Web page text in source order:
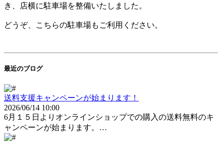
き、店横に駐車場を整備いたしました。
どうぞ、こちらの駐車場もご利用ください。
最近のブログ
送料支援キャンペーンが始まります！
2026/06/14 10:00
6月１５日よりオンラインショップでの購入の送料無料のキ
ャンペーンが始まります。…